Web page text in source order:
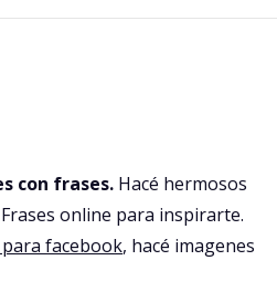
con frases. Hacé hermosos
online para inspirarte.
facebook, hacé imagenes